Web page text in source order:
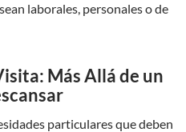
laborales, personales o de
Más Allá de un
particulares que deben